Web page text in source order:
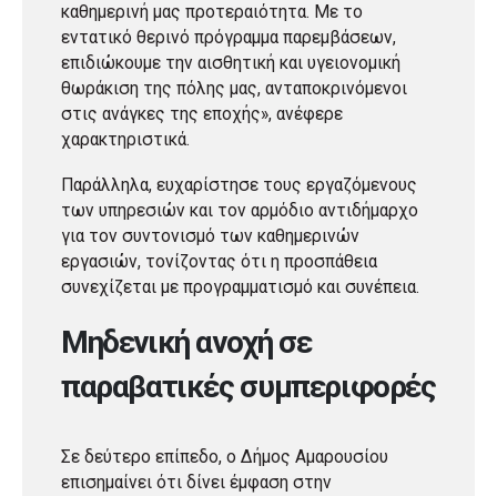
καθημερινή μας προτεραιότητα. Με το
εντατικό θερινό πρόγραμμα παρεμβάσεων,
επιδιώκουμε την αισθητική και υγειονομική
θωράκιση της πόλης μας, ανταποκρινόμενοι
στις ανάγκες της εποχής», ανέφερε
χαρακτηριστικά.
Παράλληλα, ευχαρίστησε τους εργαζόμενους
των υπηρεσιών και τον αρμόδιο αντιδήμαρχο
για τον συντονισμό των καθημερινών
εργασιών, τονίζοντας ότι η προσπάθεια
συνεχίζεται με προγραμματισμό και συνέπεια.
Μηδενική ανοχή σε
παραβατικές συμπεριφορές
Σε δεύτερο επίπεδο, ο Δήμος Αμαρουσίου
επισημαίνει ότι δίνει έμφαση στην